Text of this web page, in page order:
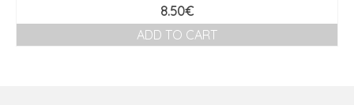
8.50€
ADD TO CART